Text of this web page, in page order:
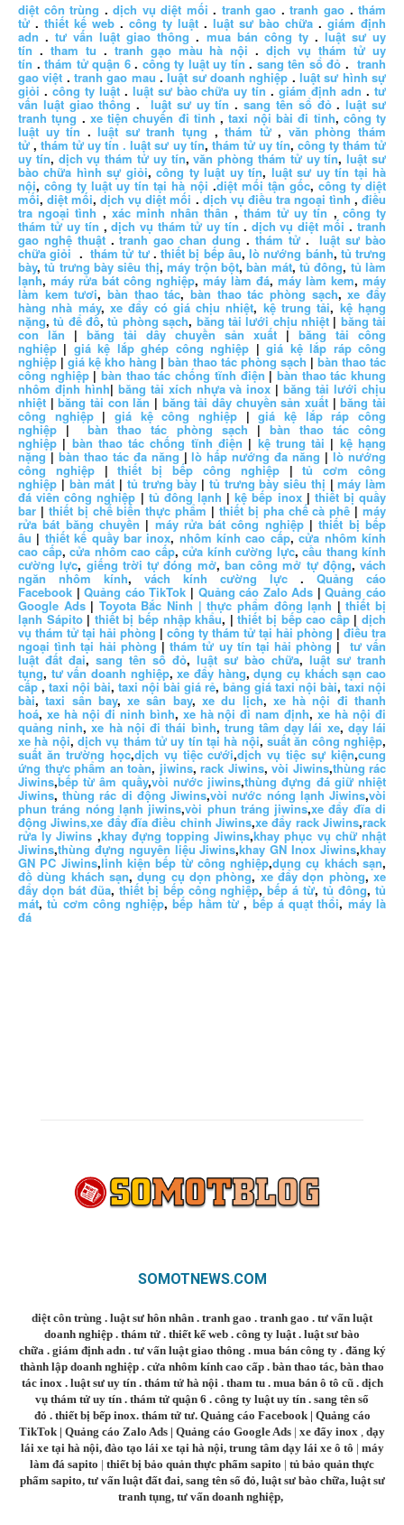
diệt côn trùng .dịch vụ diệt mối . tranh gao .tranh gao .thám
tử. thiết kế web . công ty luật . luật sư bào chữa .giám định
adn .tư vấn luật giao thông. mua bán công ty. luật sư uy
tín . tham tu .tranh gạo màu hà nội .dịch vụ thám tử uy
tín .thám tử quận 6. công ty luật uy tín . sang tên sổ đỏ .tranh
gao việt .tranh gao mau .luật sư doanh nghiệp .luật sư hình sự
giỏi . công ty luật. luật sư bào chữa uy tín .giám định adn .tư
vấn luật giao thông .luật sư uy tín .sang tên sổ đỏ.luật sư
tranh tụng . xe tiện chuyến đi tỉnh ,taxi nội bài đi tỉnh, công ty
luật uy tín .luật sư tranh tụng ,thám tử, văn phòng thám
tử,thám tử uy tín . luật sư uy tín, thám tử uy tín, công ty thám tử
uy tín, dịch vụ thám tử uy tín,văn phòng thám tử uy tín,luật sư
bào chữa hình sự giỏi,công ty luật uy tín, luật sư uy tín tại hà
nội,công ty luật uy tín tại hà nội .diệt mối tận gốc, công ty diệt
mối,diệt mối,dịch vụ diệt mối .dịch vụ điều tra ngoại tình ,điều
tra ngoại tình ,xác minh nhân thân ,thám tử uy tín , công ty
thám tử uy tín ,dịch vụ thám tử uy tín . dịch vụ diệt mối .tranh
gao nghệ thuật.tranh gao chan dung . thám tử.luật sư bào
chữa giỏi .thám tử tư.thiết bị bếp âu,lò nướng bánh, tủ trưng
bày,tủ trưng bày siêu thị,máy trộn bột,bàn mát,tủ đông, tủ làm
lạnh, máy rửa bát công nghiệp, máy làm đá, máy làm kem, máy
làm kem tươi,bàn thao tác,bàn thao tác phòng sạch,xe đẩy
hàng nhà máy, xe đẩy có giá chịu nhiệt, kệ trung tải, kệ hạng
nặng,tủ để đồ,tủ phòng sạch, băng tải lưới chịu nhiệt| băng tải
con lăn | băng tải dây chuyền sản xuất | băng tải công
nghiệp | giá kệ lắp ghép công nghiệp |giá kệ lắp ráp công
nghiệp |giá kệ kho hàng |bàn thao tác phòng sạch | bàn thao tác
công nghiệp|bàn thao tác chống tĩnh điện |bàn thao tác khung
nhôm định hình| băng tải xích nhựa và inox|băng tải lưới chịu
nhiệt |băng tải con lăn | băng tải dây chuyền sản xuất |băng tải
công nghiệp|giá kệ công nghiệp |giá kệ lắp ráp công
nghiệp |bàn thao tác phòng sạch| bàn thao tác công
nghiệp | bàn thao tác chống tĩnh điện | kệ trung tải | kệ hạng
nặng| bàn thao tác đa năng|lò hấp nướng đa năng |lò nướng
công nghiệp|thiết bị bếp công nghiệp|tủ cơm công
nghiệp |bàn mát | tủ trưng bày | tủ trưng bày siêu thị |máy làm
đá viên công nghiệp | tủ đông lạnh |kệ bếp inox| thiết bị quầy
bar | thiết bị chế biến thực phẩm | thiết bị pha chế cà phê| máy
rửa bát băng chuyền | máy rửa bát công nghiệp|thiết bị bếp
âu | thiết kế quầy bar inox, nhôm kính cao cấp,cửa nhôm kính
cao cấp, cửa nhôm cao cấp, cửa kính cường lực, cầu thang kính
cường lực, giếng trời tự đóng mở, ban công mở tự động, vách
ngăn nhôm kính, vách kính cường lực .Quảng cáo
Facebook |Quảng cáo TikTok | Quảng cáo Zalo Ads |Quảng cáo
Google Ads| Toyota Bắc Ninh | thực phẩm đông lạnh |thiết bị
lạnh Sápito |thiết bị bếp nhập khẩu, |thiết bị bếp cao cấp|dịch
vụ thám tử tại hải phòng | công ty thám tử tại hải phòng |điều tra
ngoại tình tại hải phòng |thám tử uy tín tại hải phòng | tư vấn
luật đất đai, sang tên sổ đỏ, luật sư bào chữa, luật sư tranh
tụng, tư vấn doanh nghiệp,xe đẩy hàng,dụng cụ khách sạn cao
cấp, taxi nội bài, taxi nội bài giá rẻ, bảng giá taxi nội bài, taxi nội
bài,taxi sân bay,xe sân bay,xe du lịch, xe hà nội đi thanh
hoá, xe hà nội đi ninh bình, xe hà nội đi nam định,xe hà nội đi
quảng ninh,xe hà nội đi thái bình, trung tâm dạy lái xe, dạy lái
xe hà nội,dịch vụ thám tử uy tín tại hà nội,suất ăn công nghiệp,
suất ăn trường học,dịch vụ tiệc cưới,dịch vụ tiệc sự kiện,cung
ứng thực phẩm an toàn, jiwins, rack Jiwins, vòi Jiwins,thùng rác
Jiwins,bếp từ âm quầy,vòi nước jiwins,thùng đựng đá giữ nhiệt
Jiwins,thùng rác di động Jiwins,vòi nước nóng lạnh Jiwins,vòi
phun tráng nóng lạnh jiwins,vòi phun tráng jiwins,xe đẩy đĩa di
động Jiwins,xe đẩy đĩa điều chỉnh Jiwins,xe đẩy rack Jiwins,rack
rửa ly Jiwins ,khay đựng topping Jiwins,khay phục vụ chữ nhật
Jiwins,thùng đựng nguyên liệu Jiwins,khay GN Inox Jiwins,khay
GN PC Jiwins,linh kiện bếp từ công nghiệp,dụng cụ khách sạn,
đồ dùng khách sạn,dụng cụ dọn phòng,xe đẩy dọn phòng,xe
đẩy dọn bát đũa,thiết bị bếp công nghiệp,bếp á từ,tủ đông,tủ
mát,tủ cơm công nghiệp,bếp hầm từ ,bếp á quạt thổi, máy là
đá
SOMOTNEWS.COM
diệt côn trùng . luật sư hôn nhân . tranh gao . tranh gao . tư vấn luật
doanh nghiệp . thám tử . thiết kế web . công ty luật. luật sư bào
chữa. giám định adn. tư vấn luật giao thông . mua bán công ty. đăng ký
thành lập doanh nghiệp . cửa nhôm kính cao cấp . bàn thao tác, bàn thao
tác inox. luật sư uy tín. thám tử hà nội. tham tu. mua bán ô tô cũ. dịch
vụ thám tử uy tín . thám tử quận 6 . công ty luật uy tín . sang tên sổ
đỏ . thiết bị bếp inox. thám tử tư. Quảng cáo Facebook| Quảng cáo
TikTok | Quảng cáo Zalo Ads | Quảng cáo Google Ads | xe đẩy inox , dạy
lái xe tại hà nội, đào tạo lái xe tại hà nội, trung tâm dạy lái xe ô tô | máy
làm đá sapito | thiết bị bảo quản thực phẩm sapito | tủ bảo quản thực
phẩm sapito, tư vấn luật đất đai, sang tên sổ đỏ, luật sư bào chữa, luật sư
tranh tụng, tư vấn doanh nghiệp,